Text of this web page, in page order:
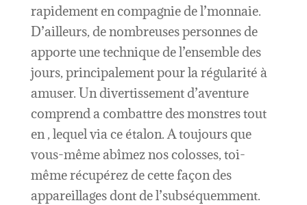
rapidement en compagnie de l’monnaie.
D’ailleurs, de nombreuses personnes de
apporte une technique de l’ensemble des
jours, principalement pour la régularité à
amuser. Un divertissement d’aventure
comprend a combattre des monstres tout
en , lequel via ce étalon. A toujours que
vous-même abîmez nos colosses, toi-
même récupérez de cette façon des
appareillages dont de l’subséquemment.